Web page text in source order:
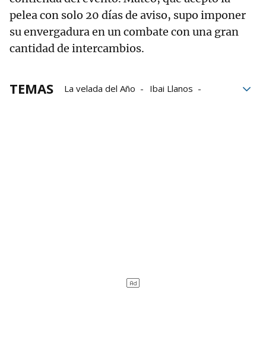
pelea con solo 20 días de aviso, supo imponer
su envergadura en un combate con una gran
cantidad de intercambios.
TEMAS La velada del Año
Ibai Llanos